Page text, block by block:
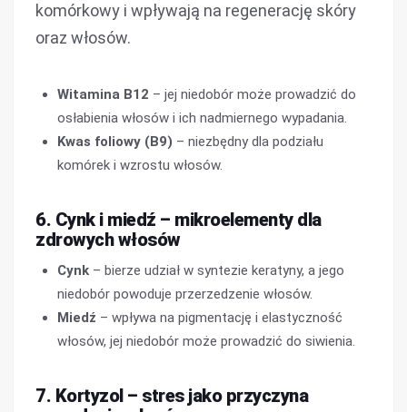
komórkowy i wpływają na regenerację skóry
oraz włosów.
Witamina B12 – jej niedobór może prowadzić do
osłabienia włosów i ich nadmiernego wypadania.
Kwas foliowy (B9) – niezbędny dla podziału
komórek i wzrostu włosów.
6. Cynk i miedź – mikroelementy dla
zdrowych włosów
Cynk – bierze udział w syntezie keratyny, a jego
niedobór powoduje przerzedzenie włosów.
Miedź – wpływa na pigmentację i elastyczność
włosów, jej niedobór może prowadzić do siwienia.
7. Kortyzol – stres jako przyczyna